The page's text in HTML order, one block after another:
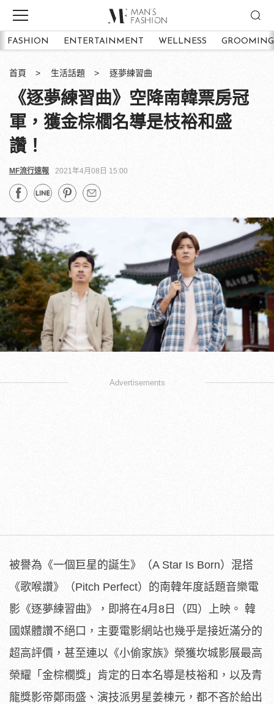
FASHION ENTERTAINMENT WELLNESS GROOMING
首頁 生活話題 逐夢練習曲
《逐夢練習曲》空降南韓票房冠
軍，獲金棕櫚名導是枝裕和盛
讚！
MF流行速報 2021年4月08日 15:00
Advertisements
被譽為《一個巨星的誕生》（A Star Is Born）混搭
《歌喉讚》（Pitch Perfect）的南韓年度話題音樂電
影《逐夢練習曲》，即將在4月8日（四）上映。 韓
國媒體讚不絕口，主要電影網站也幾乎是接近滿分的
超高評價，甚至連以《小偷家族》榮獲坎城影展最高
榮耀「金棕櫚獎」肯定的日本名導是枝裕和，以及青
龍獎影帝鄭雨盛、演技派男星姜棟元，都不吝於給出